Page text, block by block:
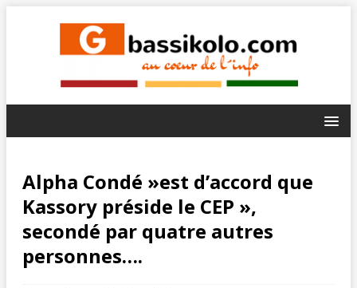
Alpha Condé »est d’accord que
Kassory préside le CEP »,
secondé par quatre autres
personnes….